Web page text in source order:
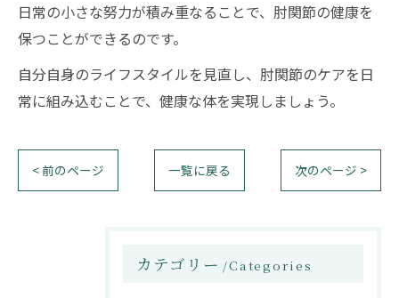
日常の小さな努力が積み重なることで、肘関節の健康を
保つことができるのです。
自分自身のライフスタイルを見直し、肘関節のケアを日
常に組み込むことで、健康な体を実現しましょう。
< 前のページ 一覧に戻る 次のページ >
カテゴリー Categories